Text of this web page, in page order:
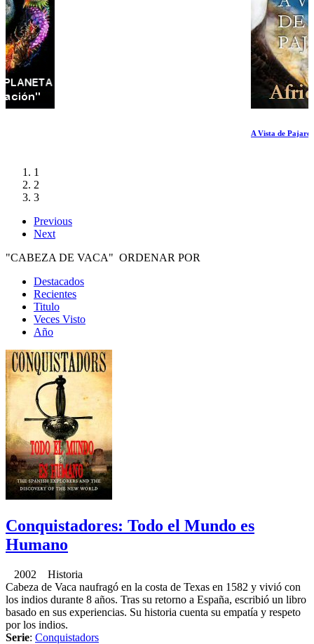
1
2
3
Previous
Next
"CABEZA DE VACA" ORDENAR POR
Destacados
Recientes
Titulo
Veces Visto
Año
Conquistadores: Todo el Mundo es
Humano
2002 Historia
Cabeza de Vaca naufragó en la costa de Texas en 1582 y vivió con
los indios durante 8 años. Tras su retorno a España, escribió un libro
basado en sus experiencias. Su historia cuenta su empatía y respeto
por los indios.
Serie: Conquistadors